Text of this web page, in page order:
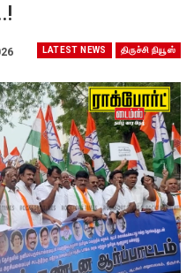
LATEST NEWS திருச்சி நியூஸ்